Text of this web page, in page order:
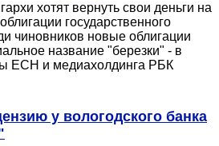
хотят вернуть свои деньги на
государственного
чиновников новые облигации
название "березки" - в
ЕСН и медиахолдинга РБК
у вологодского банка